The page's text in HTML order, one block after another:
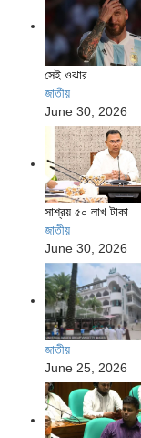
সেই ওঝার
জাতীয়
June 30, 2026
সাশ্রয় ৫০ লাখ টাকা
জাতীয়
June 30, 2026
জাতীয়
June 25, 2026